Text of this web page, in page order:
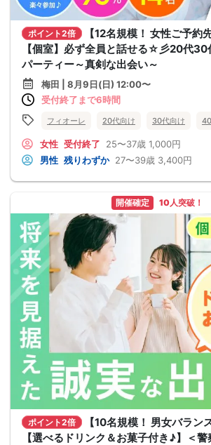
ポイント2倍
【12名規模！ 女性ご予約
【個室】必ず全員と話せる☆彡20代30
パーティー～真剣な出会い～
梅田 | 8月9日(日) 12:00〜
受付終了まで6時間
フィオーレ 20代向け 30代向け
女性 受付終了 25〜37歳 1,000円
男性 残りわずか 27〜39歳 3,400円
開催確定 10人突破！
ポイント2倍
【10名規模！ 男女バラン
【選べるドリンク＆お菓子付き♪】＜